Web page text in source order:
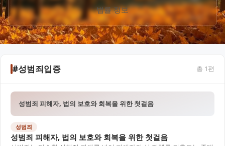
법률 정보
#성범죄입증 총 1편
성범죄 피해자, 법의 보호와 회복을 위한 첫걸음
성범죄
성범죄 피해자, 법의 보호와 회복을 위한 첫걸음